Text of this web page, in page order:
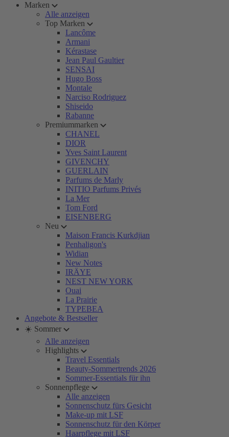
Marken
Alle anzeigen
Top Marken
Lancôme
Armani
Kérastase
Jean Paul Gaultier
SENSAI
Hugo Boss
Montale
Narciso Rodriguez
Shiseido
Rabanne
Premiummarken
CHANEL
DIOR
Yves Saint Laurent
GIVENCHY
GUERLAIN
Parfums de Marly
INITIO Parfums Privés
La Mer
Tom Ford
EISENBERG
Neu
Maison Francis Kurkdjian
Penhaligon's
Widian
New Notes
IRÄYE
NEST NEW YORK
Ouai
La Prairie
TYPEBEA
Angebote & Bestseller
☀️ Sommer
Alle anzeigen
Highlights
Travel Essentials
Beauty-Sommertrends 2026
Sommer-Essentials für ihn
Sonnenpflege
Alle anzeigen
Sonnenschutz fürs Gesicht
Make-up mit LSF
Sonnenschutz für den Körper
Haarpflege mit LSF